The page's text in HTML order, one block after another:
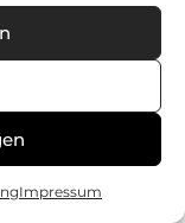
Impressum
einen